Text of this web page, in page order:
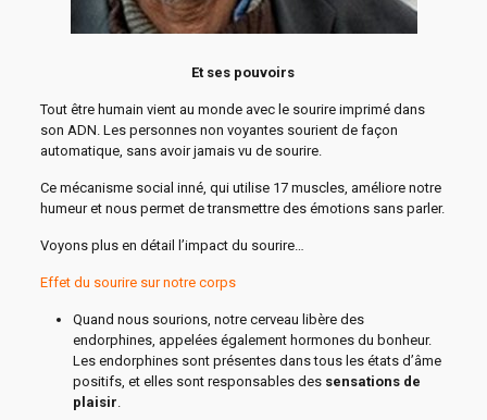
Et ses pouvoirs
Tout être humain vient au monde avec le sourire imprimé dans
son ADN. Les personnes non voyantes sourient de façon
automatique, sans avoir jamais vu de sourire.
Ce mécanisme social inné, qui utilise 17 muscles, améliore notre
humeur et nous permet de transmettre des émotions sans parler.
Voyons plus en détail l’impact du sourire…
Effet du sourire sur notre corps
Quand nous sourions, notre cerveau libère des
endorphines, appelées également hormones du bonheur.
Les endorphines sont présentes dans tous les états d’âme
positifs, et elles sont responsables des sensations de
plaisir.